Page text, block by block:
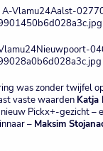
was zonder twijfel
vaste waarden Katja
Pickx+-gezicht –
– Maksim